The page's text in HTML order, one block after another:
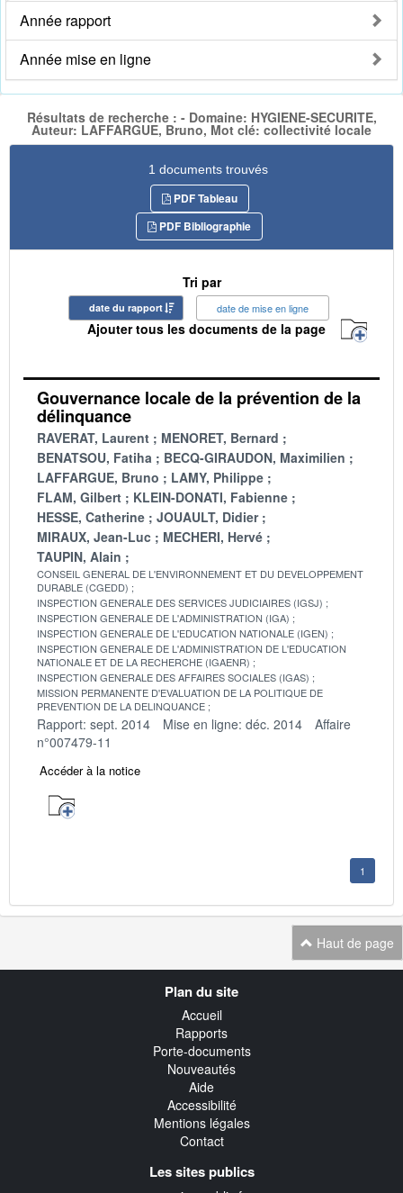
Année rapport
Année mise en ligne
Résultats de recherche : - Domaine: HYGIENE-SECURITE,
Auteur: LAFFARGUE, Bruno, Mot clé: collectivité locale
1 documents trouvés
PDF Tableau
PDF Bibliographie
Tri par
date du rapport date de mise en ligne
Ajouter tous les documents de la page
Gouvernance locale de la prévention de la
délinquance
RAVERAT, Laurent
MENORET, Bernard
BENATSOU, Fatiha
BECQ-GIRAUDON, Maximilien
LAFFARGUE, Bruno
LAMY, Philippe
FLAM, Gilbert
KLEIN-DONATI, Fabienne
HESSE, Catherine
JOUAULT, Didier
MIRAUX, Jean-Luc
MECHERI, Hervé
TAUPIN, Alain
CONSEIL GENERAL DE L'ENVIRONNEMENT ET DU DEVELOPPEMENT
DURABLE (CGEDD)
INSPECTION GENERALE DES SERVICES JUDICIAIRES (IGSJ)
INSPECTION GENERALE DE L'ADMINISTRATION (IGA)
INSPECTION GENERALE DE L'EDUCATION NATIONALE (IGEN)
INSPECTION GENERALE DE L'ADMINISTRATION DE L'EDUCATION
NATIONALE ET DE LA RECHERCHE (IGAENR)
INSPECTION GENERALE DES AFFAIRES SOCIALES (IGAS)
MISSION PERMANENTE D'EVALUATION DE LA POLITIQUE DE
PREVENTION DE LA DELINQUANCE
Rapport: sept. 2014 Mise en ligne: déc. 2014
Affaire
n°007479-11
Accéder à la notice
1
Haut de page
Plan du site
Accueil
Rapports
Porte-documents
Nouveautés
Aide
Accessibilité
Mentions légales
Contact
Les sites publics